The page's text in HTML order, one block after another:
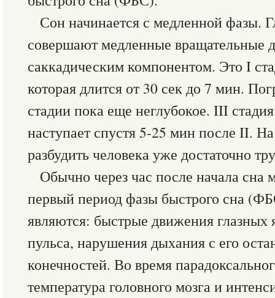
Сон начинается с медленной фазы.
совершают медленные вращательные
саккадическим компонентом. Это I
которая длится от 30 сек до 7 мин.
стадии пока еще неглубокое. III
наступает спустя 5-25 мин после II.
разбудить человека уже достаточно
Обычно через час после начала сна
первый период фазы быстрого сна
являются: быстрые движения глазных
пульса, нарушения дыхания с его
конечностей. Во время
температура головного мозга и